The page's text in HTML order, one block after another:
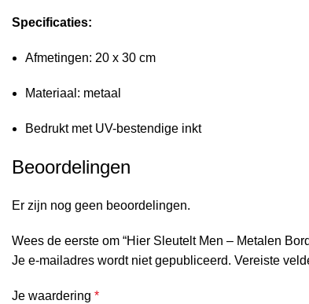
Specificaties:
Afmetingen: 20 x 30 cm
Materiaal: metaal
Bedrukt met UV-bestendige inkt
Beoordelingen
Er zijn nog geen beoordelingen.
Wees de eerste om “Hier Sleutelt Men – Metalen
Je e-mailadres wordt niet gepubliceerd. Vereiste
Je waardering *